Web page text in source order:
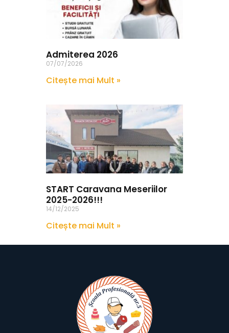
Admiterea 2026
07/07/2026
Citește mai Mult »
START Caravana Meseriilor
2025-2026!!!
14/12/2025
Citește mai Mult »